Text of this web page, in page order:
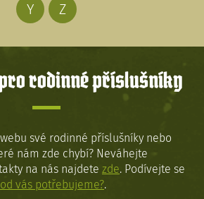
Y
Z
rodinné příslušníky
své rodinné příslušníky nebo
nám zde chybí? Neváhejte
na nás najdete zde. Podívejte se
vás potřebujeme?.